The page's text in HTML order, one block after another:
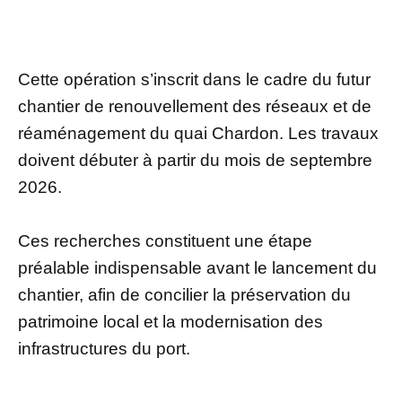
Cette opération s’inscrit dans le cadre du futur
chantier de renouvellement des réseaux et de
réaménagement du quai Chardon. Les travaux
doivent débuter à partir du mois de septembre
2026.
Ces recherches constituent une étape
préalable indispensable avant le lancement du
chantier, afin de concilier la préservation du
patrimoine local et la modernisation des
infrastructures du port.